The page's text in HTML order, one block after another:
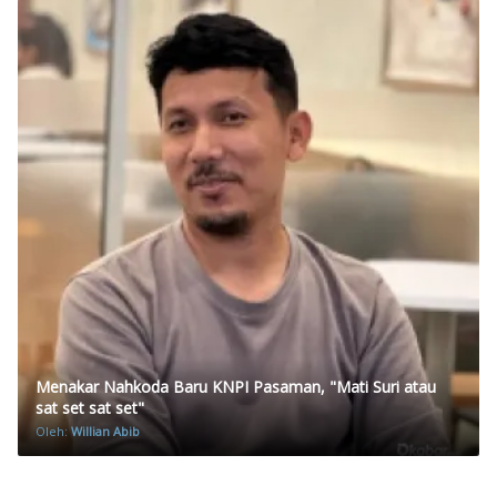
Menakar Nahkoda Baru KNPI Pasaman, "Mati Suri atau
sat set sat set"
Oleh:Willian Abib